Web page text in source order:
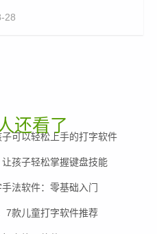
28
还看了
可以轻松上手的打字软件
孩子轻松掌握键盘技能
法软件：零基础入门
7款儿童打字软件推荐